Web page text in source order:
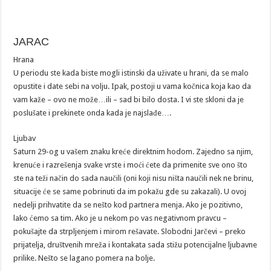
JARAC
Hrana
U periodu ste kada biste mogli istinski da uživate u hrani, da se malo
opustite i date sebi na volju. Ipak, postoji u vama kočnica koja kao da
vam kaže – ovo ne može…ili – sad bi bilo dosta. I vi ste skloni da je
poslušate i prekinete onda kada je najslađe….
Ljubav
Saturn 29-og u vašem znaku kreće direktnim hodom. Zajedno sa njim,
krenuće i razrešenja svake vrste i moći ćete da primenite sve ono što
ste na teži način do sada naučili (oni koji nisu ništa naučili nek ne brinu,
situacije će se same pobrinuti da im pokažu gde su zakazali). U ovoj
nedelji prihvatite da se nešto kod partnera menja. Ako je pozitivno,
lako ćemo sa tim. Ako je u nekom po vas negativnom pravcu –
pokušajte da strpljenjem i mirom rešavate. Slobodni Jarčevi – preko
prijatelja, društvenih mreža i kontakata sada stižu potencijalne ljubavne
prilike. Nešto se lagano pomera na bolje.